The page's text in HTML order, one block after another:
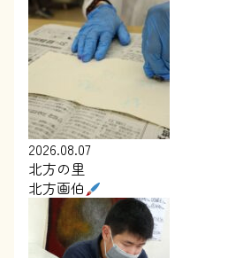
2026.08.07
北方の里
北方画伯